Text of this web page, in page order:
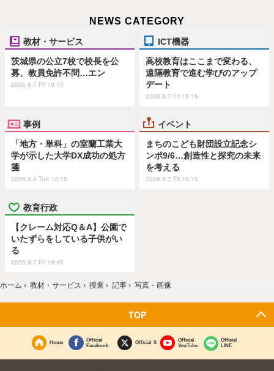
NEWS CATEGORY
教材・サービス
茨城県の公立7校で校長を公
募、教員免許不問…エン
2026.8.7 Fri 19:15
ICT機器
高校教育はここまで変わる、
遠隔教育で進む学びのアップ
デート
2026.8.7 Fri 15:15
事例
「地方・単科」の室蘭工業大
学が示した大学DX成功の処方
箋
2026.8.4 Tue 12:15
イベント
まちのこども財団設立記念シ
ンポ9/6…創造性と探究の未来
を考える
2026.8.7 Fri 16:15
教育行政
【クレーム対応Q＆A】公園で
いたずらをしている子供がい
る
2026.8.7 Fri 19:45
ホーム › 教材・サービス › 授業 › 記事 › 写真・画像
TOP
Home
Official
Facebook
Official X
Official
YouTube
Official
LINE